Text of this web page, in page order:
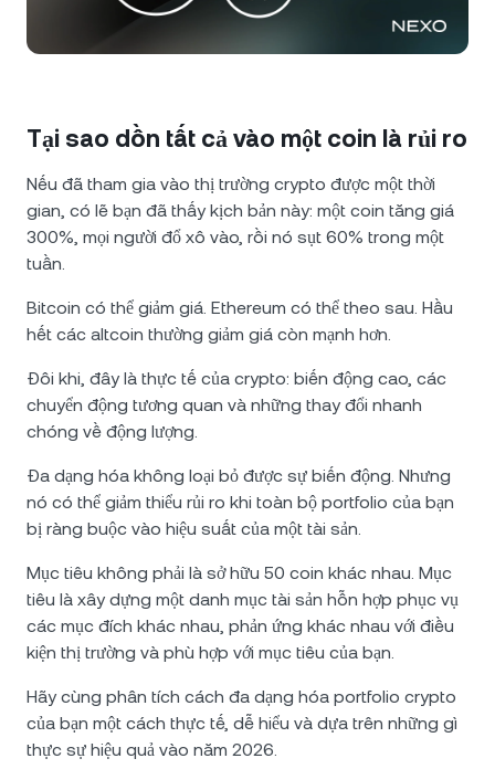
Futures
Khách hàng cá nhân
Chương trình khách hàng thân thiết
USD Coin USDC
Polkadot DOT 2,87%
XRP XRP 2,93%
Solana SOL 2,31%
EURC EURC 0,29%
Xem tất cả các tài sản
Tin tức và chi tiết chuyên sâu
Wealth Academy
Tại sao dồn tất cả vào một coin là rủi ro
Nếu đã tham gia vào thị trường crypto được một thời
gian, có lẽ bạn đã thấy kịch bản này: một coin tăng giá
300%, mọi người đổ xô vào, rồi nó sụt 60% trong một
tuần.
Bitcoin có thể giảm giá. Ethereum có thể theo sau. Hầu
hết các altcoin thường giảm giá còn mạnh hơn.
Đôi khi, đây là thực tế của crypto: biến động cao, các
chuyển động tương quan và những thay đổi nhanh
chóng về động lượng.
Đa dạng hóa không loại bỏ được sự biến động. Nhưng
nó có thể giảm thiểu rủi ro khi toàn bộ portfolio của bạn
bị ràng buộc vào hiệu suất của một tài sản.
Mục tiêu không phải là sở hữu 50 coin khác nhau. Mục
tiêu là xây dựng một danh mục tài sản hỗn hợp phục vụ
các mục đích khác nhau, phản ứng khác nhau với điều
kiện thị trường và phù hợp với mục tiêu của bạn.
Hãy cùng phân tích cách đa dạng hóa portfolio crypto
của bạn một cách thực tế, dễ hiểu và dựa trên những gì
thực sự hiệu quả vào năm 2026.